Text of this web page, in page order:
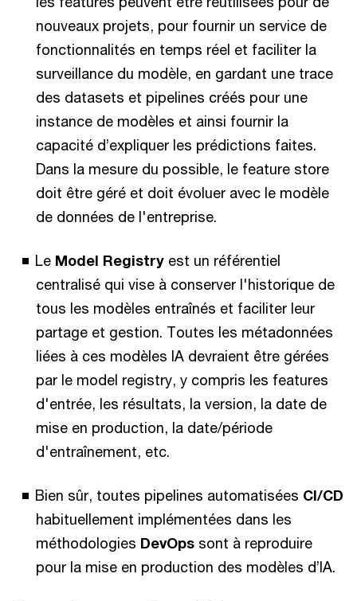
nouveaux projets, pour fournir un service de
fonctionnalités en temps réel et faciliter la
surveillance du modèle, en gardant une trace
des datasets et pipelines créés pour une
instance de modèles et ainsi fournir la
capacité d’expliquer les prédictions faites.
Dans la mesure du possible, le feature store
doit être géré et doit évoluer avec le modèle
de données de l'entreprise.
Le Model Registry est un référentiel
centralisé qui vise à conserver l'historique de
tous les modèles entraînés et faciliter leur
partage et gestion. Toutes les métadonnées
liées à ces modèles IA devraient être gérées
par le model registry, y compris les features
d'entrée, les résultats, la version, la date de
mise en production, la date/période
d'entraînement, etc.
Bien sûr, toutes pipelines automatisées CI/CD
habituellement implémentées dans les
méthodologies DevOps sont à reproduire
pour la mise en production des modèles d’IA.